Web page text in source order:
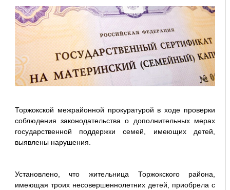
Торжокской межрайонной прокуратурой в ходе проверки
соблюдения законодательства о дополнительных мерах
государственной поддержки семей, имеющих детей,
выявлены нарушения.
Установлено, что жительница Торжокского района,
имеющая троих несовершеннолетних детей, приобрела с